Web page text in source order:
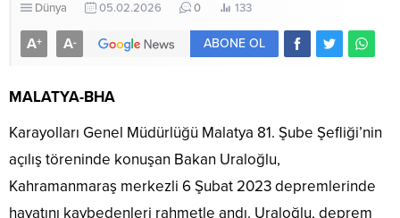
Dünya 05.02.2026 0 133
A+ A- ABONE OL
MALATYA-BHA
Karayolları Genel Müdürlüğü Malatya 81. Şube Şefliği’nin
açılış töreninde konuşan Bakan Uraloğlu,
Kahramanmaraş merkezli 6 Şubat 2023 depremlerinde
hayatını kaybedenleri rahmetle andı. Uraloğlu, deprem